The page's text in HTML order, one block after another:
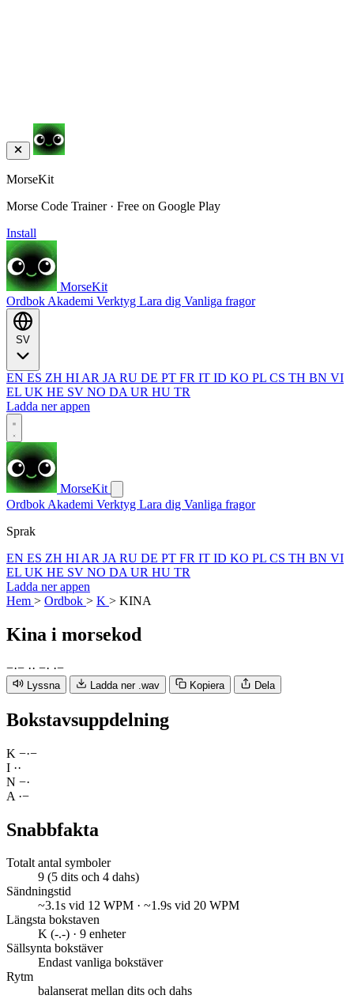
MorseKit
Morse Code Trainer · Free on Google Play
Install
MorseKit
Ordbok Akademi Verktyg Lara dig Vanliga fragor
EN ES ZH HI AR JA RU DE PT FR IT ID KO PL CS TH BN VI
EL UK HE SV NO DA UR HU TR
Ladda ner appen
MorseKit
Ordbok Akademi Verktyg Lara dig Vanliga fragor
Sprak
EN ES ZH HI AR JA RU DE PT FR IT ID KO PL CS TH BN VI
EL UK HE SV NO DA UR HU TR
Ladda ner appen
Hem > Ordbok > K > KINA
Kina i morsekod
−·− ·· −· ·−
Lyssna Ladda ner .wav Kopiera Dela
Bokstavsuppdelning
K −·−
I ··
N −·
A ·−
Snabbfakta
Totalt antal symboler
9 (5 dits och 4 dahs)
Sändningstid
~3.1s vid 12 WPM · ~1.9s vid 20 WPM
Längsta bokstaven
K (-.-) · 9 enheter
Sällsynta bokstäver
Endast vanliga bokstäver
Rytm
balanserat mellan dits och dahs